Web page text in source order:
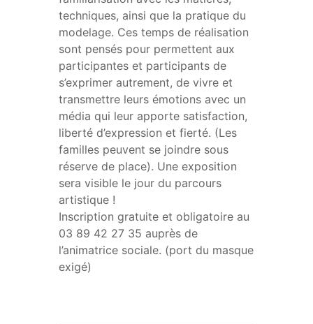
techniques, ainsi que la pratique du
modelage. Ces temps de réalisation
sont pensés pour permettent aux
participantes et participants de
s’exprimer autrement, de vivre et
transmettre leurs émotions avec un
média qui leur apporte satisfaction,
liberté d’expression et fierté. (Les
familles peuvent se joindre sous
réserve de place). Une exposition
sera visible le jour du parcours
artistique !
Inscription gratuite et obligatoire au
03 89 42 27 35 auprès de
l’animatrice sociale. (port du masque
exigé)